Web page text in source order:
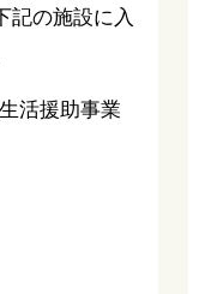
記の施設に入
活援助事業